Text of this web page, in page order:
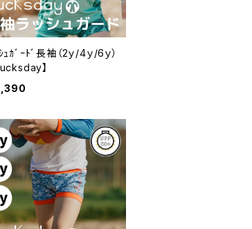
ｭｶﾞｰﾄﾞ長袖（2ｙ/4ｙ/6ｙ）
】